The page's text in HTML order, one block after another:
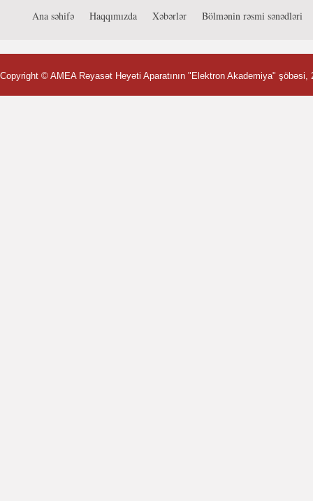
Ana səhifə Haqqımızda Xəbərlər Bölmənin rəsmi sənədləri
Copyright © AMEA Rəyasət Heyəti Aparatının "Elektron Akademiya" şöbəsi,